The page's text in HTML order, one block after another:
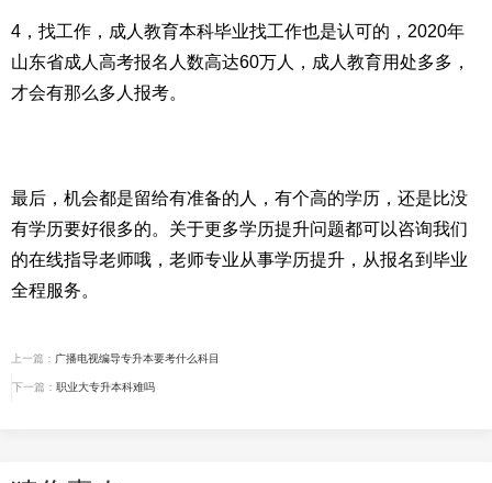
4，找工作，成人教育本科毕业找工作也是认可的，2020年
山东省成人高考报名人数高达60万人，成人教育用处多多，
才会有那么多人报考。
最后，机会都是留给有准备的人，有个高的学历，还是比没
有学历要好很多的。关于更多学历提升问题都可以咨询我们
的在线指导老师哦，老师专业从事学历提升，从报名到毕业
全程服务。
上一篇： 广播电视编导专升本要考什么科目
下一篇： 职业大专升本科难吗